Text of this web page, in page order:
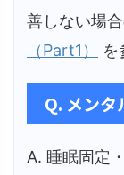
善しない場
（Part1）
を
Q. メンタ
A. 睡眠固定